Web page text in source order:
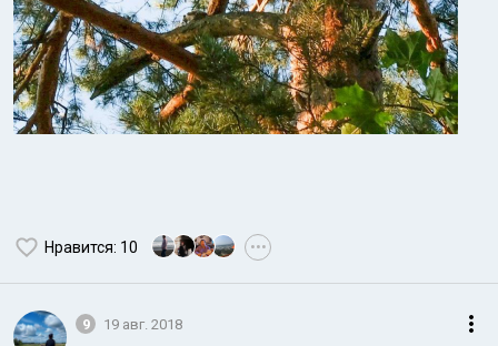
Нравится: 10 •••
9 19 авг. 2018